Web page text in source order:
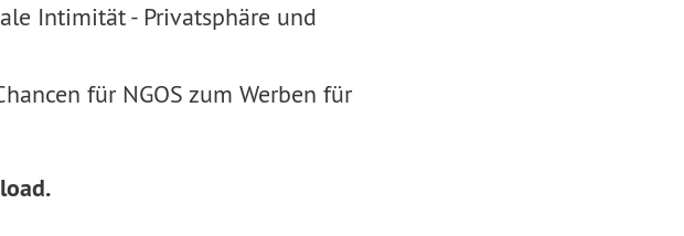
Intimität - Privatsphäre und
für NGOS zum Werben für